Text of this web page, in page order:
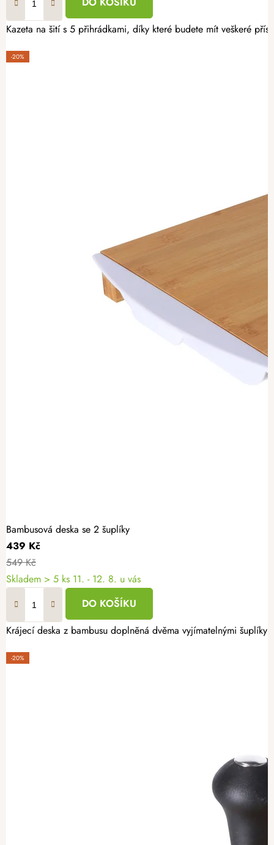
Kazeta na šití s 5 přihrádkami, díky které budete mít veškeré
-20%
Bambusová deska se 2 šuplíky
439 Kč
549 Kč
Skladem > 5 ks 11. - 12. 8. u vás
DO KOŠÍKU
Krájecí deska z bambusu doplněná dvěma vyjímatelnými
-20%